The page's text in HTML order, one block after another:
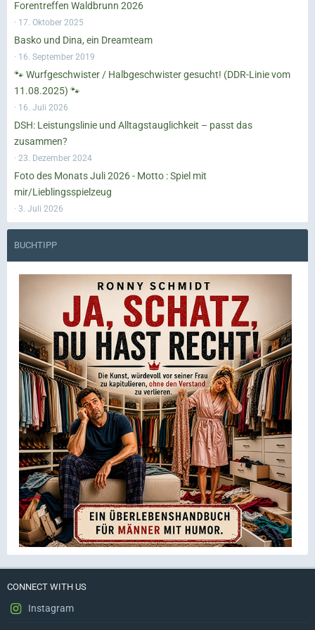
Forentreffen Waldbrunn 2026
17. Oktober 2025
Basko und Dina, ein Dreamteam
16. September 2019
🐾 Wurfgeschwister / Halbgeschwister gesucht! (DDR-Linie vom
11.08.2025) 🐾
16. Juli 2026
DSH: Leistungslinie und Alltagstauglichkeit – passt das
zusammen?
23. Dezember 2024
Foto des Monats Juli 2026 - Motto : Spiel mit
mir/Lieblingsspielzeug
3. Juli 2026
BUCHTIPP
CONNECT WITH US
Instagram